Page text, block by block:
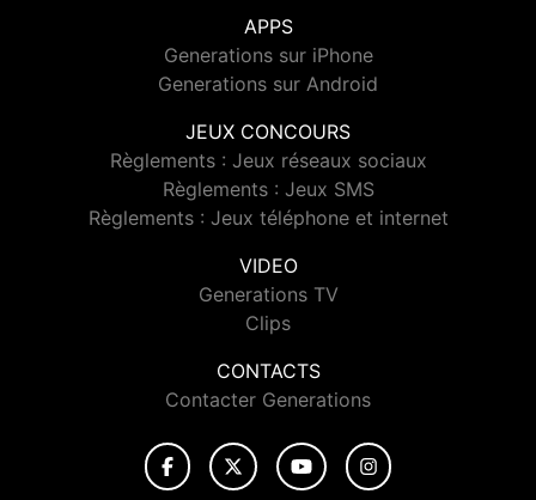
APPS
Generations sur iPhone
Generations sur Android
JEUX CONCOURS
Règlements : Jeux réseaux sociaux
Règlements : Jeux SMS
Règlements : Jeux téléphone et internet
VIDEO
Generations TV
Clips
CONTACTS
Contacter Generations